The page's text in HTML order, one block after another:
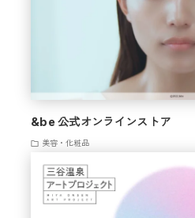
&be 公式オンラインストア
美容・化粧品